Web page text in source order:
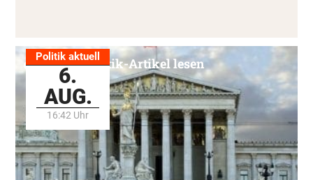
Politik aktuell
6.
AUG.
16:42 Uhr
Alle Politik-Artikel lesen